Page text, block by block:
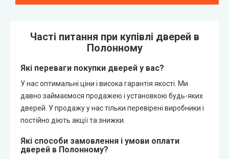
Часті питання при купівлі дверей в
Полонному
Які переваги покупки дверей у вас?
У нас оптимальні ціни і висока гарантія якості. Ми
давно займаємося продажею і установкою будь-яких
дверей. У продажу у нас тільки перевірені виробники і
постійно діють акції та знижки.
Які способи замовлення і умови оплати
дверей в Полонному?